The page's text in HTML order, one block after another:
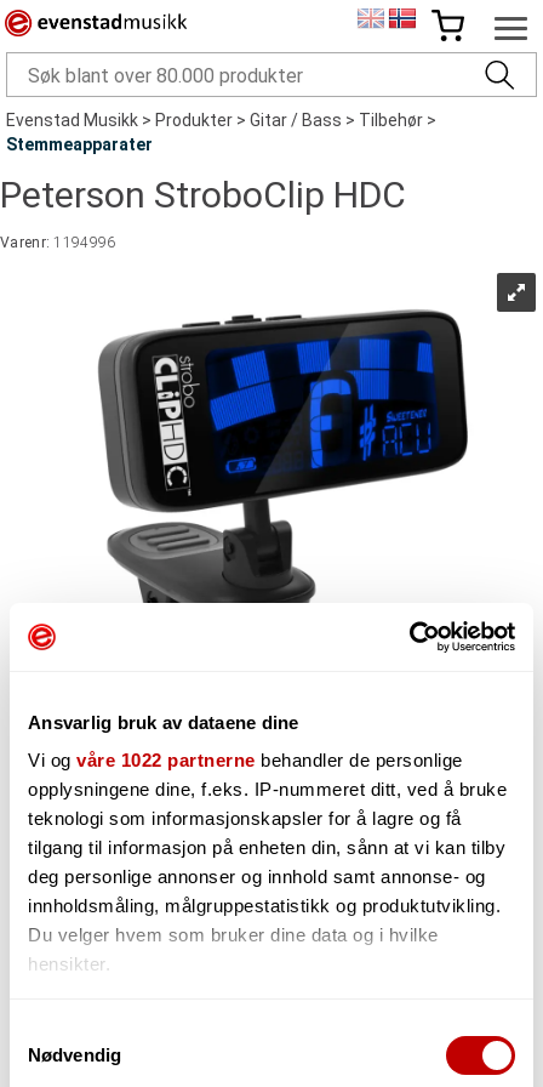
Ansvarlig bruk av dataene dine
Vi og våre 1022 partnerne behandler de personlige
opplysningene dine, f.eks. IP-nummeret ditt, ved å bruke
teknologi som informasjonskapsler for å lagre og få
tilgang til informasjon på enheten din, sånn at vi kan tilby
deg personlige annonser og innhold samt annonse- og
innholdsmåling, målgruppestatistikk og produktutvikling.
Du velger hvem som bruker dine data og i hvilke
hensikter.
Innhente informasjon om den geografiske
Nødvendig
Evenstad Musikk>Produkter>Gitar / Bass>Tilbehør>
Stemmeapparater
Peterson StroboClip HDC
Varenr:1194996
1 079,-